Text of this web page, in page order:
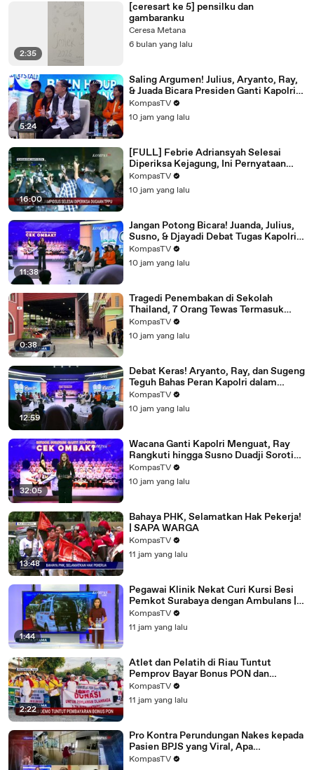
2:35
[ceresart ke 5] pensilku dan
gambaranku
Ceresa Metana
6 bulan yang lalu
5:24
Saling Argumen! Julius, Aryanto, Ray,
& Juada Bicara Presiden Ganti Kapolri,
Pasti Ada Gejolak?
KompasTV
10 jam yang lalu
16:00
[FULL] Febrie Adriansyah Selesai
Diperiksa Kejagung, Ini Pernyataan
Kuasa Hukum
KompasTV
10 jam yang lalu
11:38
Jangan Potong Bicara! Juanda, Julius,
Susno, & Djayadi Debat Tugas Kapolri,
Bantu Program Presiden?
KompasTV
10 jam yang lalu
0:38
Tragedi Penembakan di Sekolah
Thailand, 7 Orang Tewas Termasuk
Guru dan Siswa | BERUT
KompasTV
10 jam yang lalu
12:59
Debat Keras! Aryanto, Ray, dan Sugeng
Teguh Bahas Peran Kapolri dalam
Dukung Program Pemerintah
KompasTV
10 jam yang lalu
32:05
Wacana Ganti Kapolri Menguat, Ray
Rangkuti hingga Susno Duadji Soroti
Evaluasi Kepemimpinan Listyo
KompasTV
10 jam yang lalu
13:48
Bahaya PHK, Selamatkan Hak Pekerja!
| SAPA WARGA
KompasTV
11 jam yang lalu
1:44
Pegawai Klinik Nekat Curi Kursi Besi
Pemkot Surabaya dengan Ambulans |
BERITA UTAMA
KompasTV
11 jam yang lalu
2:22
Atlet dan Pelatih di Riau Tuntut
Pemprov Bayar Bonus PON dan
Peparnas 2024 | BERITA UTAMA
KompasTV
11 jam yang lalu
Pro Kontra Perundungan Nakes kepada
Pasien BPJS yang Viral, Apa
Penyebabnya? |PAROSOT
KompasTV